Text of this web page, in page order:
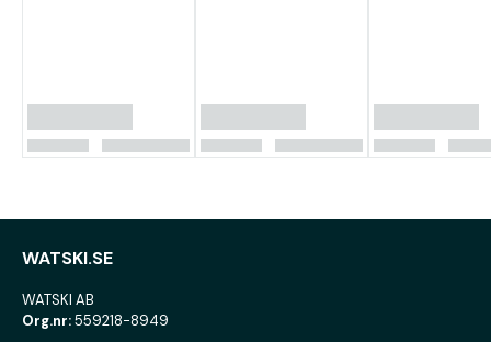
WATSKI.SE
WATSKI AB
Org.nr:559218-8949